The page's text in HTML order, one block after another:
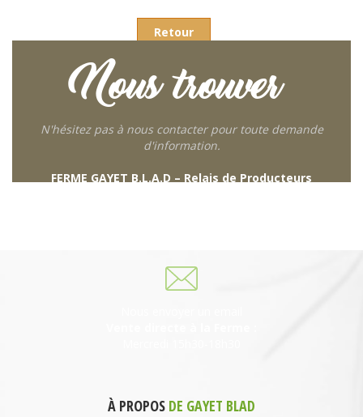
Retour
Nous trouver
N'hésitez pas à nous contacter pour toute demande
d'information.
FERME GAYET B.L.A.D – Relais de Producteurs
À PROPOS DE GAYET BLAD